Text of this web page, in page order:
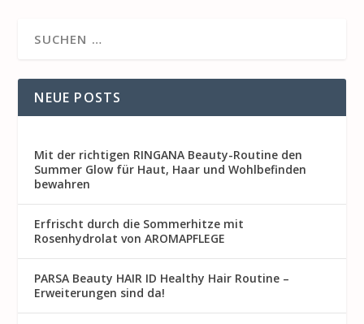
NEUE POSTS
Mit der richtigen RINGANA Beauty-Routine den
Summer Glow für Haut, Haar und Wohlbefinden
bewahren
Erfrischt durch die Sommerhitze mit
Rosenhydrolat von AROMAPFLEGE
PARSA Beauty HAIR ID Healthy Hair Routine –
Erweiterungen sind da!